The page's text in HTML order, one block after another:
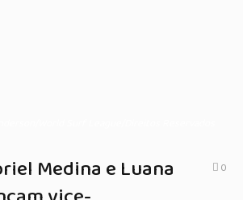
Medina e Luana
0